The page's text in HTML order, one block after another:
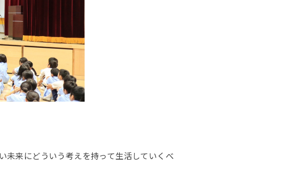
未来にどういう考えを持って生活していくべ